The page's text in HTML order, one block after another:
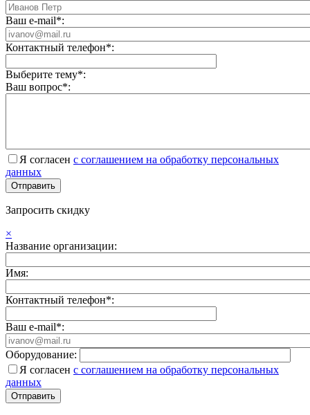
Ваш e-mail*:
Контактный телефон*:
Выберите тему*:
Ваш вопрос*:
Я согласен с соглашением на обработку персональных
данных
Запросить скидку
×
Название организации:
Имя:
Контактный телефон*:
Ваш e-mail*:
Оборудование:
Я согласен с соглашением на обработку персональных
данных